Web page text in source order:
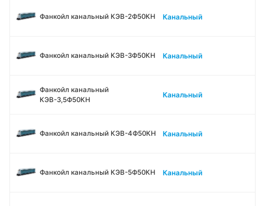
Фанкойл канальный КЭВ-2Ф50КН Канальный
Фанкойл канальный КЭВ-3Ф50КН Канальный
Фанкойл канальный
КЭВ-3,5Ф50КН
Канальный
Фанкойл канальный КЭВ-4Ф50КН Канальный
Фанкойл канальный КЭВ-5Ф50КН Канальный